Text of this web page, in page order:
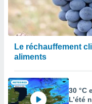
Le réchauffement
aliments
30 °C
L’été